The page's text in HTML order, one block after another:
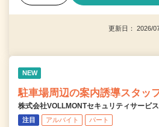
更新日： 2026/
NEW
駐車場周辺の案内誘導スタッ
株式会社VOLLMONTセキュリティサービ
注目 アルバイト パート